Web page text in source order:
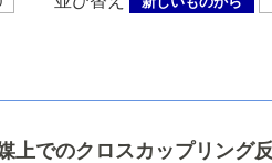
上でのクロスカップリング